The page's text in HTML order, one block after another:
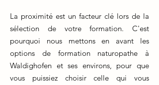
La proximité est un facteur clé lors de la
sélection de votre formation. C'est
pourquoi nous mettons en avant les
options de formation naturopathe à
Waldighofen et ses environs, pour que
vous puissiez choisir celle qui vous